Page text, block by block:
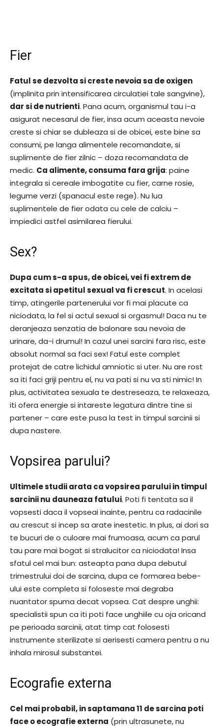
Fier
Fatul se dezvolta si creste nevoia sa de oxigen
(implinita prin intensificarea circulatiei tale sangvine),
dar si de nutrienti. Pana acum, organismul tau i-a
asigurat necesarul de fier, insa acum aceasta nevoie
creste si chiar se dubleaza si de obicei, este bine sa
consumi, pe langa alimentele recomandate, si
suplimente de fier zilnic – doza recomandata de
medic. Ca alimente, consuma fara grija: paine
integrala si cereale imbogatite cu fier, carne rosie,
legume verzi (spanacul este rege). Nu lua
suplimentele de fier odata cu cele de calciu –
impiedici astfel asimilarea fierului.
Sex?
Dupa cum s-a spus, de obicei, vei fi extrem de
excitata si apetitul sexual va fi crescut. In acelasi
timp, atingerile partenerului vor fi mai placute ca
niciodata, la fel si actul sexual si orgasmul! Daca nu te
deranjeaza senzatia de balonare sau nevoia de
urinare, da-i drumul! In cazul unei sarcini fara risc, este
absolut normal sa faci sex! Fatul este complet
protejat de catre lichidul amniotic si uter. Nu are rost
sa iti faci griji pentru el, nu va pati si nu va sti nimic! In
plus, activitatea sexuala te destreseaza, te relaxeaza,
iti ofera energie si intareste legatura dintre tine si
partener – care este pusa la test in timpul sarcinii si
dupa nastere.
Vopsirea parului?
Ultimele studii arata ca vopsirea parului in timpul
sarcinii nu dauneaza fatului. Poti fi tentata sa il
vopsesti daca il vopseai inainte, pentru ca radacinile
au crescut si incep sa arate inestetic. In plus, ai dori sa
te bucuri de o culoare mai frumoasa, acum ca parul
tau pare mai bogat si stralucitor ca niciodata! Insa
sfatul cel mai bun: asteapta pana dupa debutul
trimestrului doi de sarcina, dupa ce formarea bebe-
ului este completa si foloseste mai degraba
nuantator spuma decat vopsea. Cat despre unghii:
specialistii spun ca iti poti face unghiile cu oja oricand
pe perioada sarcinii, atat timp cat folosesti
instrumente sterilizate si aerisesti camera pentru a nu
inhala mirosul substantei.
Ecografie externa
Cel mai probabil, in saptamana 11 de sarcina poti
face o ecografie externa (prin ultrasunete, nu